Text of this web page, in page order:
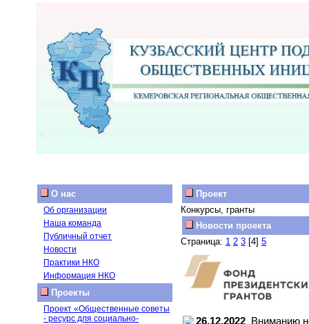
О нас
Об организации
Наша команда
Публичный отчет
Новости
Практики НКО
Информация НКО
Проекты
Проект «Общественные советы
- ресурс для социально-
Проект
Конкурсы, гранты
Новости проекта
Страница: 1 2 3 [4] 5
26.12.2022 Вниманию